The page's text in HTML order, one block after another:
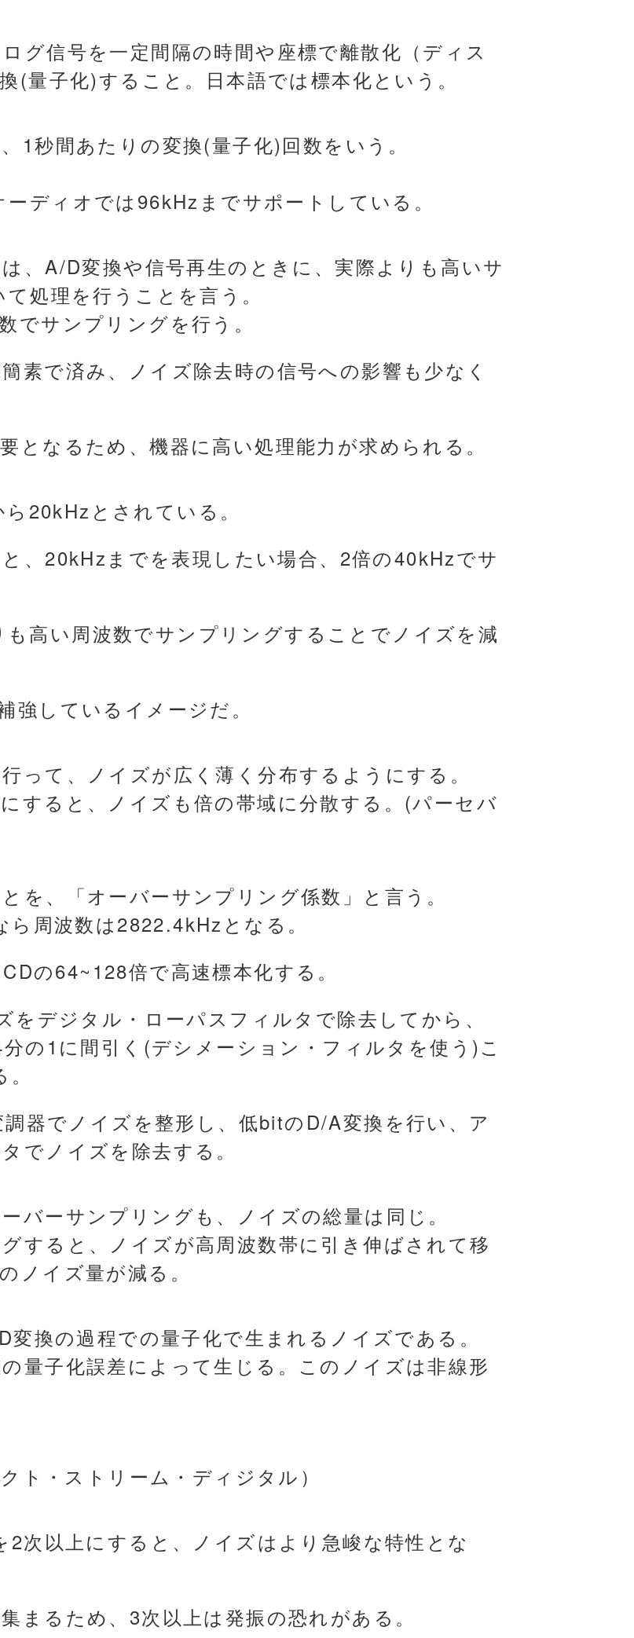
グ信号を一定間隔の時間や座標で離散化（ディス
(量子化)すること。日本語では標本化という。
1秒間あたりの変換(量子化)回数をいう。
ディオでは96kHzまでサポートしている。
、A/D変換や信号再生のときに、実際よりも高いサ
処理を行うことを言う。
でサンプリングを行う。
素で済み、ノイズ除去時の信号への影響も少なく
となるため、機器に高い処理能力が求められる。
20kHzとされている。
、20kHzまでを表現したい場合、2倍の40kHzでサ
高い周波数でサンプリングすることでノイズを減
強しているイメージだ。
って、ノイズが広く薄く分布するようにする。
すると、ノイズも倍の帯域に分散する。(パーセバ
を、「オーバーサンプリング係数」と言う。
周波数は2822.4kHzとなる。
の64~128倍で高速標本化する。
をデジタル・ローパスフィルタで除去してから、
の1に間引く(デシメーション・フィルタを使う)こ
器でノイズを整形し、低bitのD/A変換を行い、ア
でノイズを除去する。
バーサンプリングも、ノイズの総量は同じ。
すると、ノイズが高周波数帯に引き伸ばされて移
ノイズ量が減る。
変換の過程での量子化で生まれるノイズである。
量子化誤差によって生じる。このノイズは非線形
ト・ストリーム・ディジタル）
次以上にすると、ノイズはより急峻な特性とな
まるため、3次以上は発振の恐れがある。